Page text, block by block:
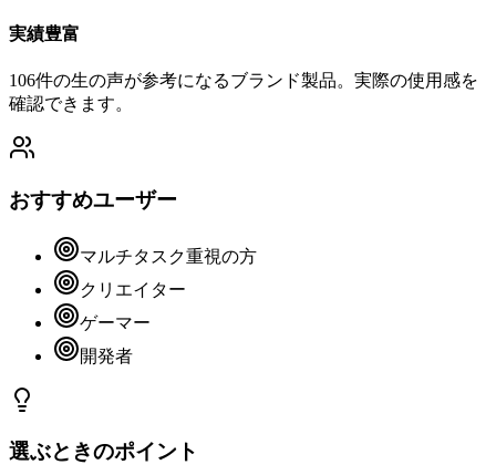
実績豊富
106件の生の声が参考になるブランド製品。実際の使用感を
確認できます。
おすすめユーザー
マルチタスク重視の方
クリエイター
ゲーマー
開発者
選ぶときのポイント